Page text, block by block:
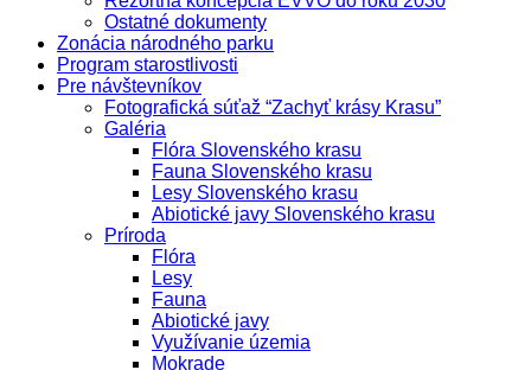
Ostatné dokumenty
Zonácia národného parku
Program starostlivosti
Pre návštevníkov
Fotografická súťaž “Zachyť krásy Krasu”
Galéria
Flóra Slovenského krasu
Fauna Slovenského krasu
Lesy Slovenského krasu
Abiotické javy Slovenského krasu
Príroda
Flóra
Lesy
Fauna
Abiotické javy
Využívanie územia
Mokrade